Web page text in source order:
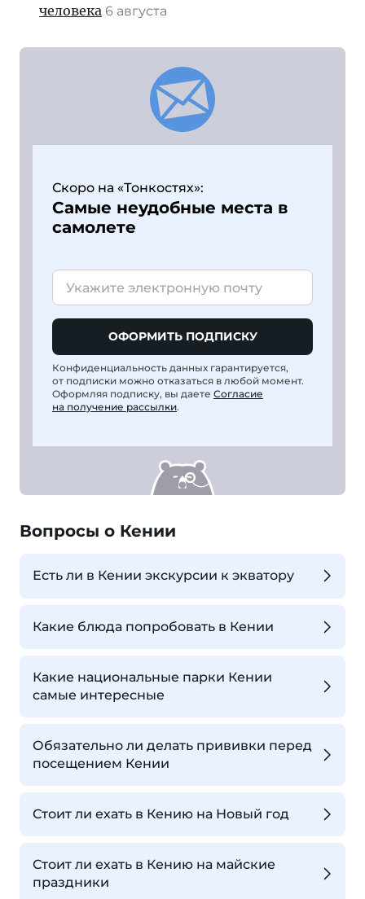
человека 6 августа
Скоро на «Тонкостях»:
Самые неудобные места в
самолете
ОФОРМИТЬ ПОДПИСКУ
Конфиденциальность данных гарантируется,
от подписки можно отказаться в любой момент.
Оформляя подписку, вы даете Согласие
на получение рассылки.
Вопросы о Кении
Есть ли в Кении экскурсии к экватору
Какие блюда попробовать в Кении
Какие национальные парки Кении
самые интересные
Обязательно ли делать прививки перед
посещением Кении
Стоит ли ехать в Кению на Новый год
Стоит ли ехать в Кению на майские
праздники